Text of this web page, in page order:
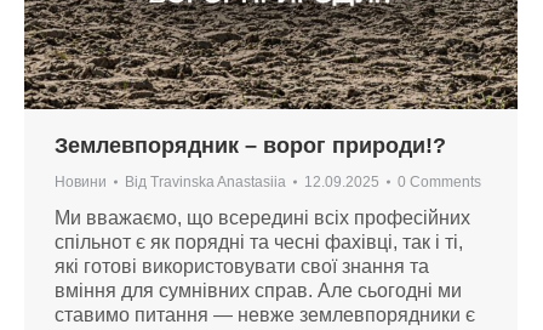
Землевпорядник – ворог природи!?
Новини Від Travinska Anastasiia 12.09.2025 0 Comments
Ми вважаємо, що всередині всіх професійних
спільнот є як порядні та чесні фахівці, так і ті,
які готові використовувати свої знання та
вміння для сумнівних справ. Але сьогодні ми
ставимо питання — невже землевпорядники є